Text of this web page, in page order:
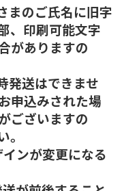
まのご氏名に旧字
、印刷可能文字
がありますの
発送はできませ
申込みされた場
ございますの
ンが変更になる